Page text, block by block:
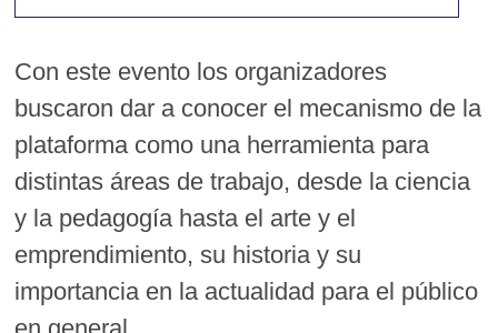
Con este evento los organizadores
buscaron dar a conocer el mecanismo de la
plataforma como una herramienta para
distintas áreas de trabajo, desde la ciencia
y la pedagogía hasta el arte y el
emprendimiento, su historia y su
importancia en la actualidad para el público